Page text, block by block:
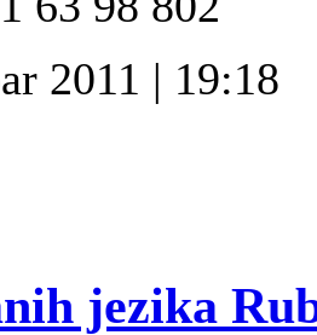
2011 | 19:18
jezika